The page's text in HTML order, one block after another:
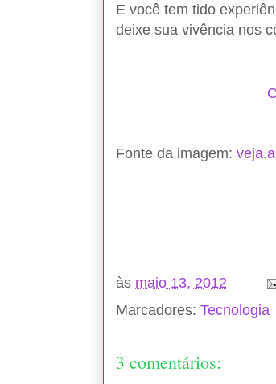
E você tem tido
deixe sua vivência nos
Fonte da imagem:
às maio 13, 2012
Marcadores: Tecnologia
3 comentários: